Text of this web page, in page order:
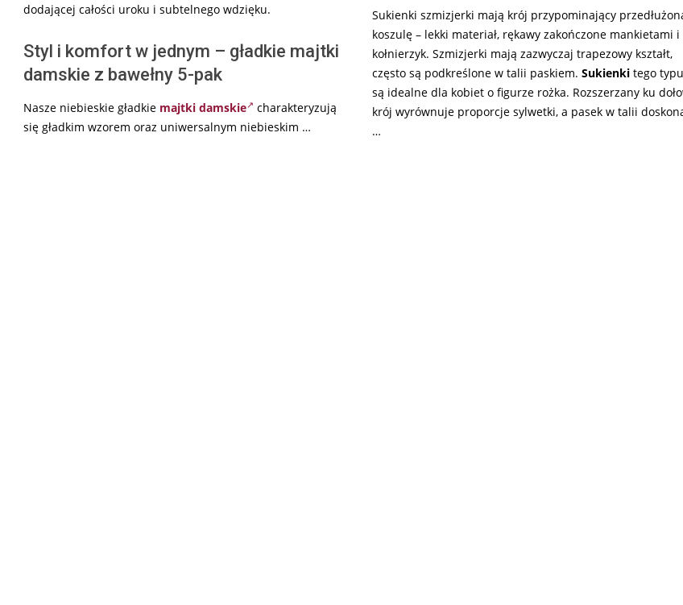
dodającej całości uroku i subtelnego wdzięku.
Styl i komfort w jednym – gładkie majtki
damskie z bawełny 5-pak
Nasze niebieskie gładkie majtki damskie
charakteryzują
się gładkim wzorem oraz uniwersalnym niebieskim …
Sukienki szmizjerki mają krój przypominający
koszulę – lekki materiał, rękawy zakończone mankietami i
kołnierzyk. Szmizjerki mają zazwyczaj trapezowy kształt,
często są podkreślone w talii paskiem. Sukienki tego typu
są idealne dla kobiet o figurze rożka. Rozszerzany ku
krój wyrównuje proporcje sylwetki, a pasek w talii
…